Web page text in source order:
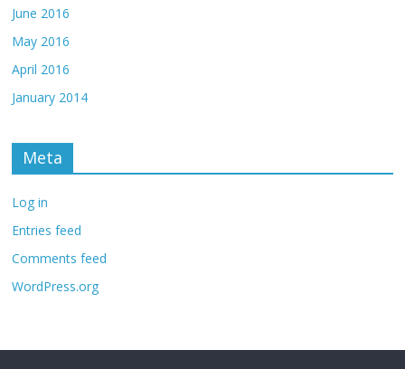
June 2016
May 2016
April 2016
January 2014
Meta
Log in
Entries feed
Comments feed
WordPress.org